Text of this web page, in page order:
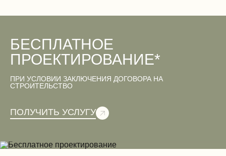
Двери
БЕСПЛАТНОЕ
ПРОЕКТИРОВАНИЕ*
ПРИ УСЛОВИИ ЗАКЛЮЧЕНИЯ ДОГОВОРА НА
СТРОИТЕЛЬСТВО
ПОЛУЧИТЬ УСЛУГУ